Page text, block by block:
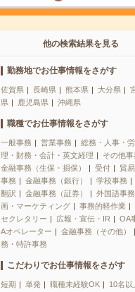
他の検索結果を見る
勤務地でお仕事情報をさがす
佐賀県 長崎県 熊本県 大分県
県
鹿児島県 沖縄県
職種でお仕事情報をさがす
一般事務 営業事務 総務・人事・
理・財務・会計・英文経理
その他事
金融事務（生保・損保）
受付
貿
事務
金融事務（銀行） 学校事務
翻訳
金融事務（証券） 外国語事務
画・マーケティング
事務的軽作業
セクレタリー
広報・宣伝・IR
OA
Aオペレーター
金融事務（その他）
務・特許事務
こだわりでお仕事情報をさがす
短期 単発 職種未経験OK
10名以